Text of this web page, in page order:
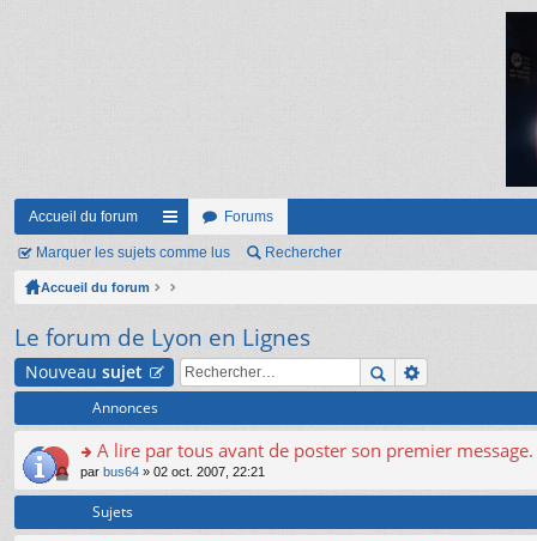
Accueil du forum
ac
co
ci
s
Forums
Marquer les sujets comme lus Rechercher
Accueil du forum
Le forum de Lyon en Lignes
Nouveau sujet
Annonces
o
n
A lire par tous avant de poster son premier
par bus64 » 02 oct. 2007, 22:21
Sujets